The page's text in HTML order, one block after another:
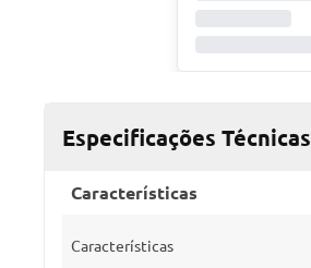
Especificações Técnicas
Características
Características